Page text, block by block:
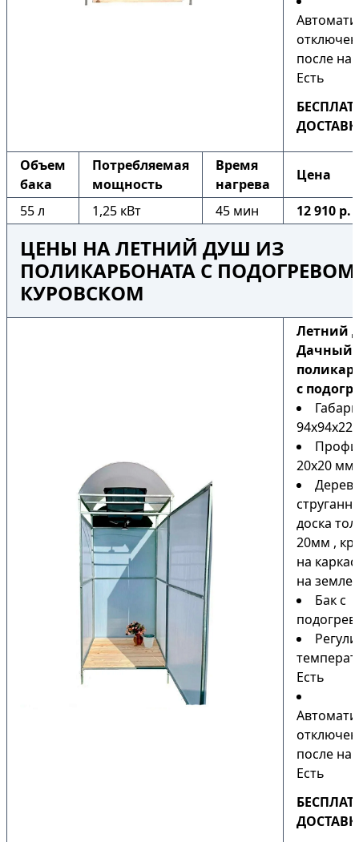
после
Есть
Объем
бака
Потребляемая
мощность
Время
нагрева
Цена
55 л 1,25 кВт 45 мин 12 910 р.
ЦЕНЫ НА ЛЕТНИЙ ДУШ ИЗ
ПОЛИКАРБОНАТА С ПОДОГРЕВОМ
КУРОВСКОМ
Летний
Дачный
с
20х20 мм
доска
20мм ,
на
на земле)
Бак с
Есть
после
Есть